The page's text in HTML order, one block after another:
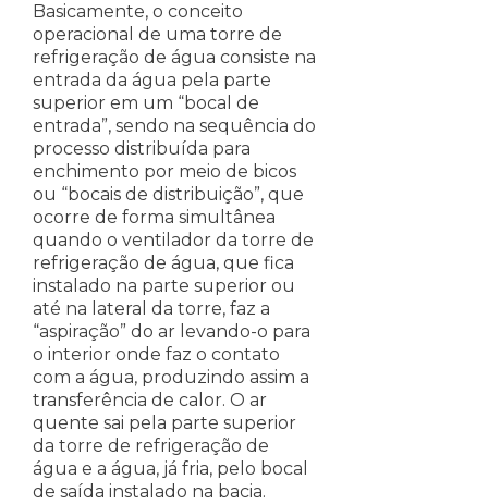
Basicamente, o conceito
operacional de uma torre de
refrigeração de água consiste na
entrada da água pela parte
superior em um “bocal de
entrada”, sendo na sequência do
processo distribuída para
enchimento por meio de bicos
ou “bocais de distribuição”, que
ocorre de forma simultânea
quando o ventilador da torre de
refrigeração de água, que fica
instalado na parte superior ou
até na lateral da torre, faz a
“aspiração” do ar levando-o para
o interior onde faz o contato
com a água, produzindo assim a
transferência de calor. O ar
quente sai pela parte superior
da torre de refrigeração de
água e a água, já fria, pelo bocal
de saída instalado na bacia.